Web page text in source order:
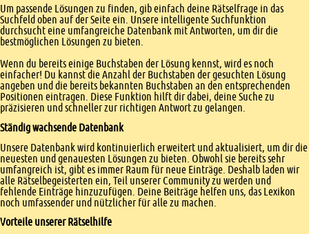
Um passende Lösungen zu finden, gib einfach deine Rätselfrage in das
Suchfeld oben auf der Seite ein. Unsere intelligente Suchfunktion
durchsucht eine umfangreiche Datenbank mit Antworten, um dir die
bestmöglichen Lösungen zu bieten.
Wenn du bereits einige Buchstaben der Lösung kennst, wird es noch
einfacher! Du kannst die Anzahl der Buchstaben der gesuchten Lösung
angeben und die bereits bekannten Buchstaben an den entsprechenden
Positionen eintragen. Diese Funktion hilft dir dabei, deine Suche zu
präzisieren und schneller zur richtigen Antwort zu gelangen.
Ständig wachsende Datenbank
Unsere Datenbank wird kontinuierlich erweitert und aktualisiert, um dir die
neuesten und genauesten Lösungen zu bieten. Obwohl sie bereits sehr
umfangreich ist, gibt es immer Raum für neue Einträge. Deshalb laden wir
alle Rätselbegeisterten ein, Teil unserer Community zu werden und
fehlende Einträge hinzuzufügen. Deine Beiträge helfen uns, das Lexikon
noch umfassender und nützlicher für alle zu machen.
Vorteile unserer Rätselhilfe